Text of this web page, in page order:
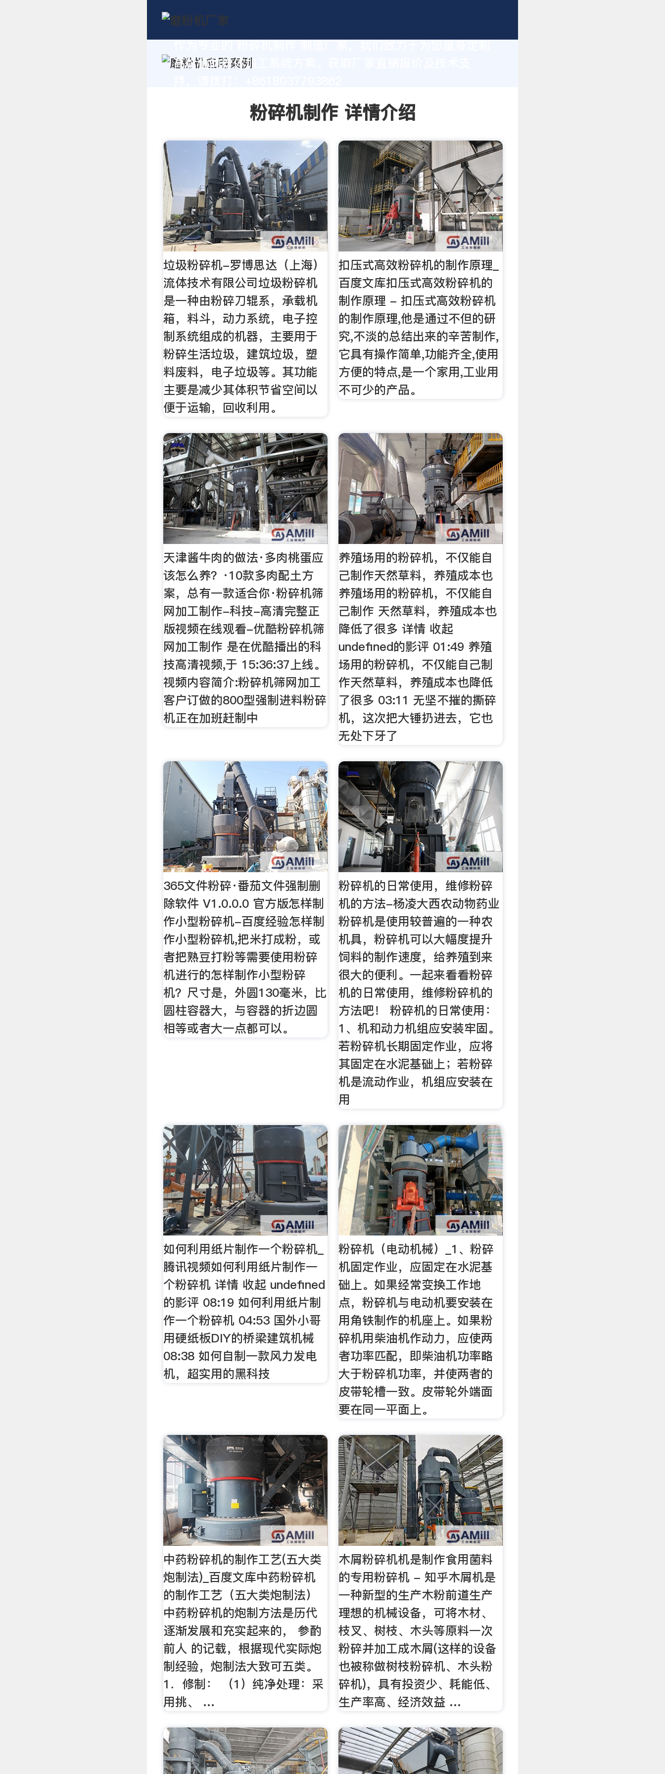
高价值的粉体加工系统方案。获取厂家直销报价及技术支
粉碎机制作 详情介绍
垃圾粉碎机-罗博思达（上海）
流体技术有限公司垃圾粉碎机
是一种由粉碎刀辊系，承载机
箱，料斗，动力系统，电子控
制系统组成的机器，主要用于
粉碎生活垃圾，建筑垃圾，塑
料废料，电子垃圾等。其功能
主要是减少其体积节省空间以
便于运输，回收利用。
扣压式高效粉碎机的制作原理_
百度文库扣压式高效粉碎机的
制作原理 - 扣压式高效粉碎机
的制作原理,他是通过不但的研
究,不淡的总结出来的辛苦制作,
它具有操作简单,功能齐全,使用
方便的特点,是一个家用,工业用
不可少的产品。
天津酱牛肉的做法·多肉桃蛋应
该怎么养？·10款多肉配土方
案，总有一款适合你·粉碎机筛
网加工制作-科技-高清完整正
版视频在线观看-优酷粉碎机筛
网加工制作 是在优酷播出的科
技高清视频,于 15:36:37上线。
视频内容简介:粉碎机筛网加工
客户订做的800型强制进料粉碎
机正在加班赶制中
养殖场用的粉碎机，不仅能自
己制作天然草料，养殖成本也
养殖场用的粉碎机，不仅能自
己制作 天然草料，养殖成本也
降低了很多 详情 收起
undefined的影评 01:49 养殖
场用的粉碎机，不仅能自己制
作天然草料，养殖成本也降低
了很多 03:11 无坚不摧的撕碎
机，这次把大锤扔进去，它也
无处下牙了
365文件粉碎·番茄文件强制删
除软件 V1.0.0.0 官方版怎样制
作小型粉碎机-百度经验怎样制
作小型粉碎机,把米打成粉，或
者把熟豆打粉等需要使用粉碎
机进行的怎样制作小型粉碎
机？尺寸是，外圆130毫米，比
圆柱容器大，与容器的折边圆
相等或者大一点都可以。
粉碎机的日常使用，维修粉碎
机的方法-杨凌大西农动物药业
粉碎机是使用较普遍的一种农
机具，粉碎机可以大幅度提升
饲料的制作速度，给养殖到来
很大的便利。一起来看看粉碎
机的日常使用，维修粉碎机的
方法吧！ 粉碎机的日常使用：
1、机和动力机组应安装牢固。
若粉碎机长期固定作业，应将
其固定在水泥基础上；若粉碎
机是流动作业，机组应安装在
用
如何利用纸片制作一个粉碎机_
腾讯视频如何利用纸片制作一
个粉碎机 详情 收起 undefined
的影评 08:19 如何利用纸片制
作一个粉碎机 04:53 国外小哥
用硬纸板DIY的桥梁建筑机械
08:38 如何自制一款风力发电
机，超实用的黑科技
粉碎机（电动机械）_1、粉碎
机固定作业，应固定在水泥基
础上。如果经常变换工作地
点，粉碎机与电动机要安装在
用角铁制作的机座上。如果粉
碎机用柴油机作动力，应使两
者功率匹配，即柴油机功率略
大于粉碎机功率，并使两者的
皮带轮槽一致。皮带轮外端面
要在同一平面上。
中药粉碎机的制作工艺(五大类
炮制法)_百度文库中药粉碎机
的制作工艺（五大类炮制法）
中药粉碎机的炮制方法是历代
逐渐发展和充实起来的， 参酌
前人 的记载，根据现代实际炮
制经验，炮制法大致可五类。
1．修制： （1）纯净处理：采
用挑、 …
木屑粉碎机机是制作食用菌料
的专用粉碎机 - 知乎木屑机是
一种新型的生产木粉前道生产
理想的机械设备，可将木材、
枝叉、树枝、木头等原料一次
粉碎并加工成木屑(这样的设备
也被称做树枝粉碎机、木头粉
碎机)，具有投资少、耗能低、
生产率高、经济效益 …